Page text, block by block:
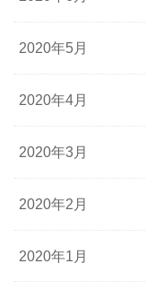
2020年5月
2020年4月
2020年3月
2020年2月
2020年1月